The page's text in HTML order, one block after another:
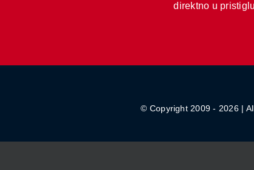
direktno u
© Copyright 2009 - 2026 |